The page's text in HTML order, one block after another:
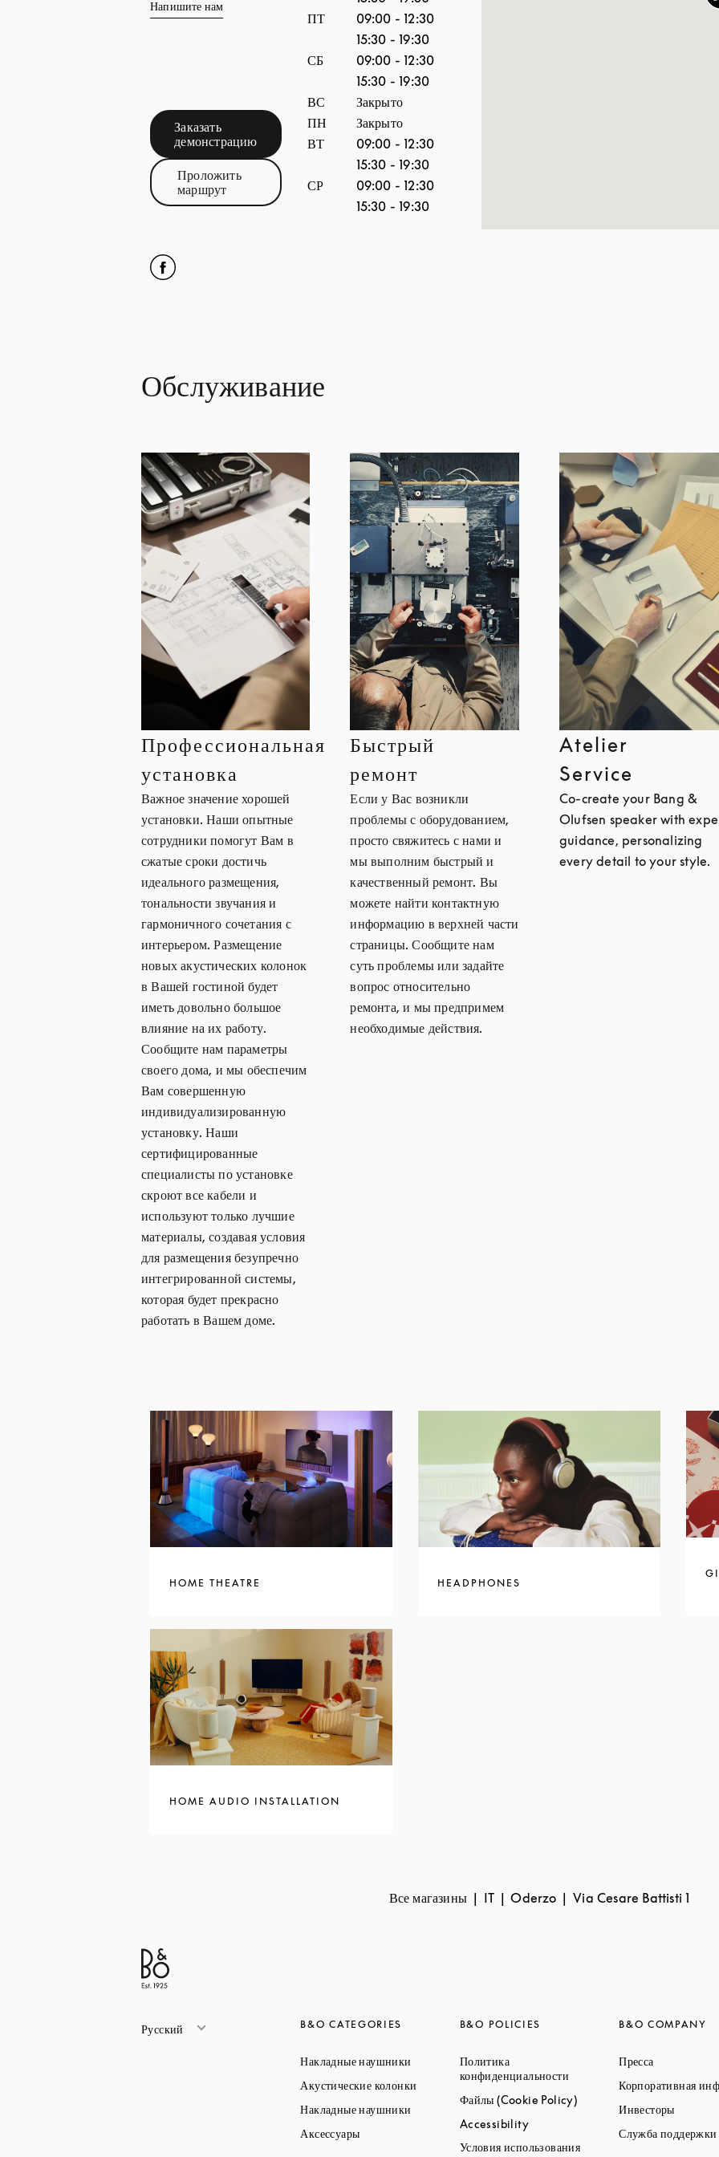
Напишите нам
Заказать
демонстрациюLink Opens in New Tab
Проложить
маршрутLink Opens in New Tab
Click to open Facebook
Link Opens in New Tab
ПТ
09:00 - 12:30
15:30 - 19:30
СБ
09:00 - 12:30
15:30 - 19:30
ВС
Закрыто
ПН
Закрыто
ВТ
09:00 - 12:30
15:30 - 19:30
СР
09:00 - 12:30
15:30 - 19:30
Обслуживание
Профессиональная
установка
Важное значение хорошей
установки. Наши опытные
сотрудники помогут Вам в
сжатые сроки достичь
идеального размещения,
тональности звучания и
гармоничного сочетания с
интерьером. Размещение
новых акустических колонок
в Вашей гостиной будет
иметь довольно большое
влияние на их работу.
Сообщите нам параметры
своего дома, и мы обеспечим
Вам совершенную
индивидуализированную
установку. Наши
сертифицированные
специалисты по установке
скроют все кабели и
используют только лучшие
материалы, создавая условия
для размещения безупречно
интегрированной системы,
которая будет прекрасно
работать в Вашем доме.
Быстрый
ремонт
Если у Вас возникли
проблемы с оборудованием,
просто свяжитесь с нами и
мы выполним быстрый и
качественный ремонт. Вы
можете найти контактную
информацию в верхней части
страницы. Сообщите нам
суть проблемы или задайте
вопрос относительно
ремонта, и мы предпримем
необходимые действия.
Atelier
Service
Co-create your Bang &
Olufsen speaker with
guidance, personalizing
every detail to your style.
HOME THEATRE HEADPHONES
HOME AUDIO INSTALLATION
Все магазины IT Oderzo Via Cesare Battisti 1
Русский B&O CATEGORIES
Накладные наушники Link Opens in New Tab
Акустические колонки Link Opens in New Tab
Накладные наушники Link Opens in New Tab
АксессуарыLink Opens in New Tab
B&O POLICIES
Политика
конфиденциальностиLink Opens in New Tab
Файлы (Cookie Policy)Link Opens in New Tab
AccessibilityLink Opens in New Tab
Условия использованияLink Opens in New Tab
B&O COMPANY
ПрессаLink Opens
Корпоративная
ИнвесторыLink
Служба поддержки